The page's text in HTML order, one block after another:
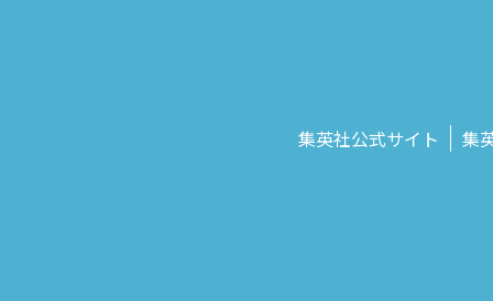
集英社公式サイト 集